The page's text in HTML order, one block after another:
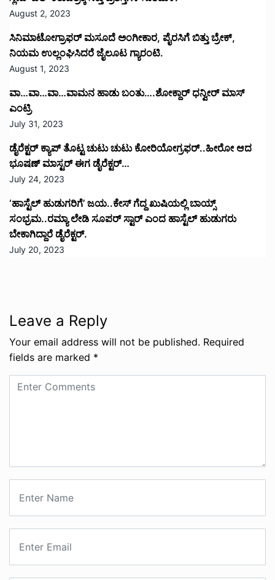
July 20, 2023
Leave a Reply
Your email address will not be published. Required
fields are marked